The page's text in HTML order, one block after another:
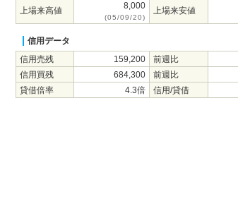
上場来高値 8,000
(05/09/20)
上場来安値
信用データ
信用売残
159,200 前週比
信用買残
684,300 前週比
貸借倍率
4.3倍 信用/貸借